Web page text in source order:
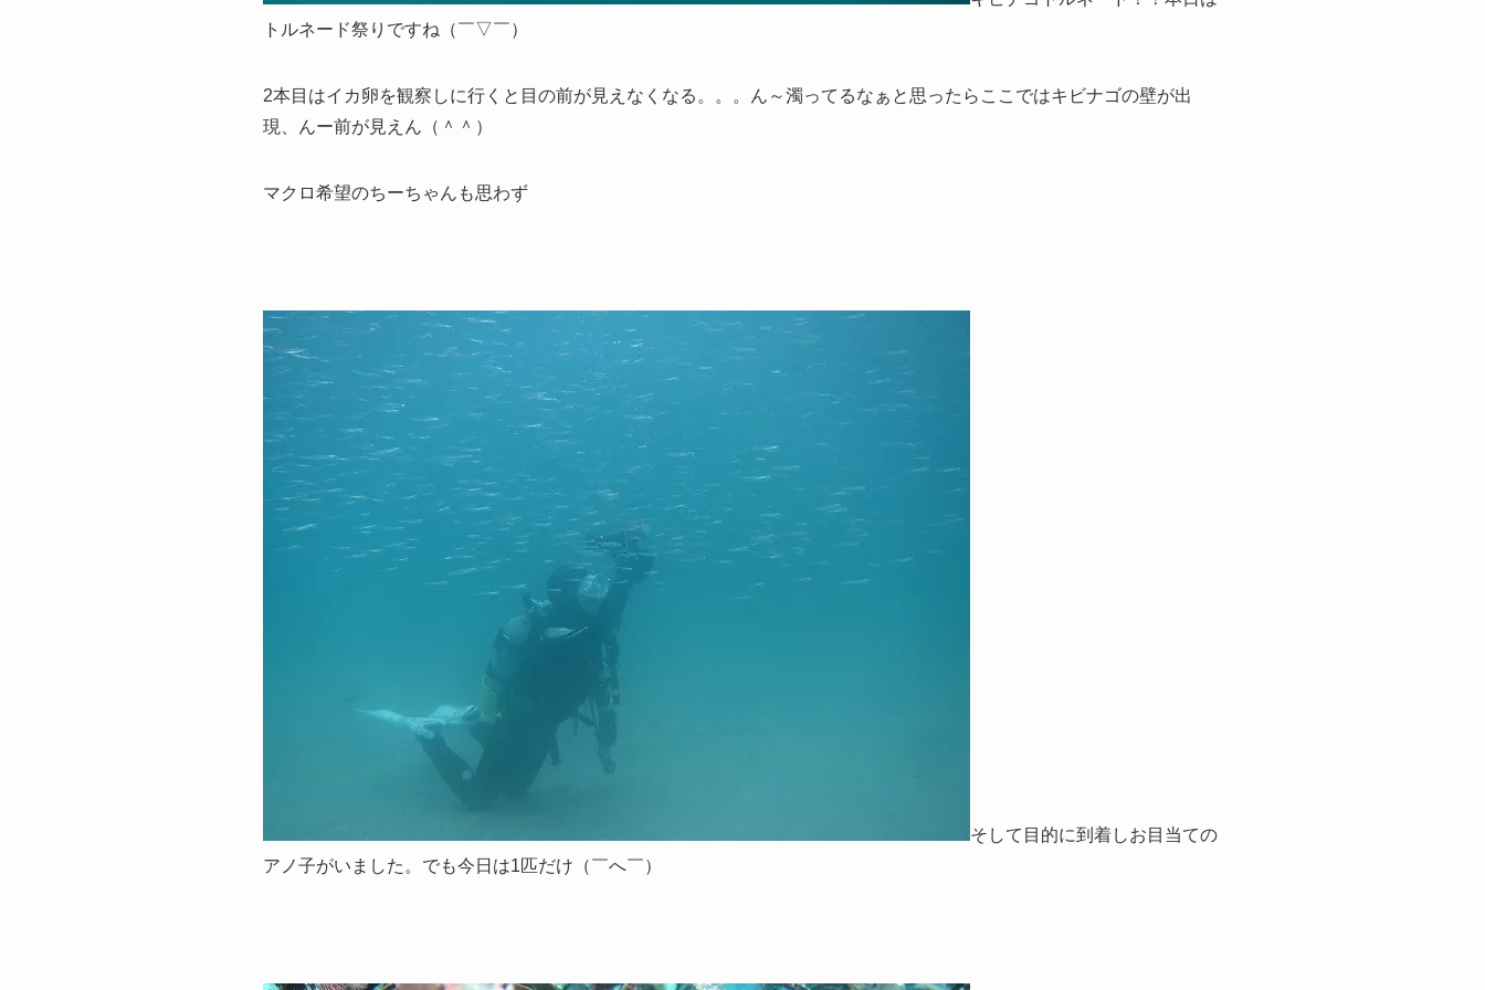
トルネード祭りですね（￣▽￣）
2本目はイカ卵を観察しに行くと目の前が見えなくなる。。。ん～濁ってるなぁと思ったらここではキビナゴの壁が出
現、んー前が見えん（＾＾）
マクロ希望のちーちゃんも思わず
そして目的に到着しお目当ての
アノ子がいました。でも今日は1匹だけ（￣へ￣）